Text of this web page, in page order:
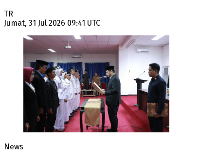
TR
Jumat, 31 Jul 2026 09:41 UTC
News